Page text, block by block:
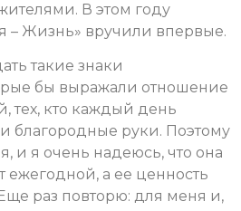
В этом году
– Жизнь» вручили впервые.
такие знаки
бы выражали отношение
тех, кто каждый день
благородные руки. Поэтому
и я очень надеюсь, что она
ежегодной, а ее ценность
раз повторю: для меня и,